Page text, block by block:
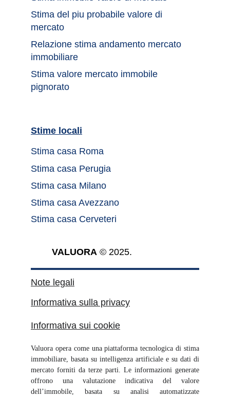
Valuora opera come una piattaforma tecnologica di stima
immobiliare, basata su intelligenza artificiale e su dati di
mercato forniti da terze parti. Le informazioni generate
offrono una valutazione indicativa del valore
dell’immobile, basata su analisi automatizzate
VALUORA © 2025.
Note legali
Informativa sulla privacy
Informativa sui cookie
Stima casa Perugia
Stima casa Milano
Stima casa Avezzano
Stima casa Cerveteri
Stima del piu probabile valore di
mercato
Relazione stima andamento mercato
immobiliare
Stima valore mercato immobile
pignorato